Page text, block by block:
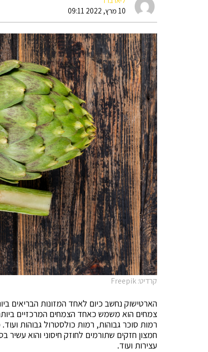
10 מרץ, 2022 09:11
קרדיט: Freepik
הארטישוק נחשב כיום לאחד המזונות הבריאים
צמחים הוא משמש כאחד הצמחים המרכזיים
רמות סוכר גבוהות, רמות כולסטרול גבוהות ועוד.
חמצון חזקים שתורמים לחוזק חיסוני והוא עשיר
עצירות ועוד.